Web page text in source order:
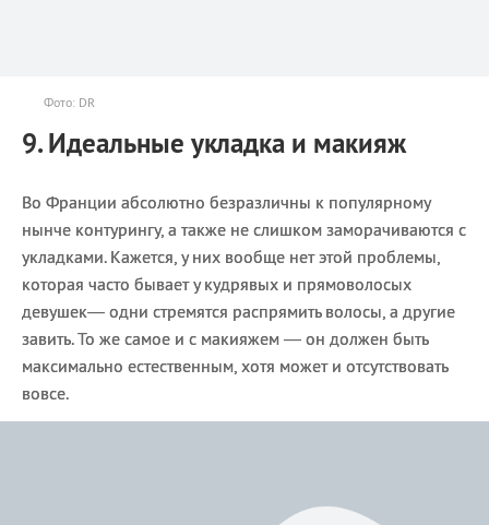
Фото: DR
9. Идеальные укладка и макияж
Во Франции абсолютно безразличны к популярному
нынче контурингу, а также не слишком заморачиваются с
укладками. Кажется, у них вообще нет этой проблемы,
которая часто бывает у кудрявых и прямоволосых
девушек— одни стремятся распрямить волосы, а другие
завить. То же самое и с макияжем — он должен быть
максимально естественным, хотя может и отсутствовать
вовсе.